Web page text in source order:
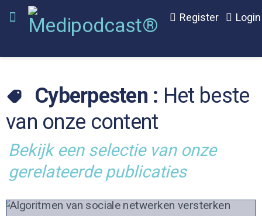
Register Login
Cyberpesten : Het beste
van onze content
Bekijk een selectie van onze
gerelateerde publicaties